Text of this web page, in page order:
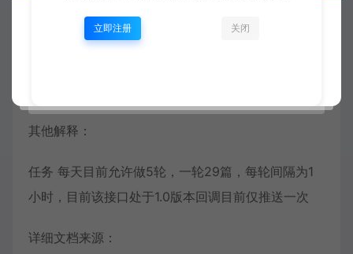
其他解释：
任务 每天目前允许做5轮，一轮29篇，每轮间隔为1
小时，目前该接口处于1.0版本回调目前仅推送一次
详细文档来源：
立即注册 关闭